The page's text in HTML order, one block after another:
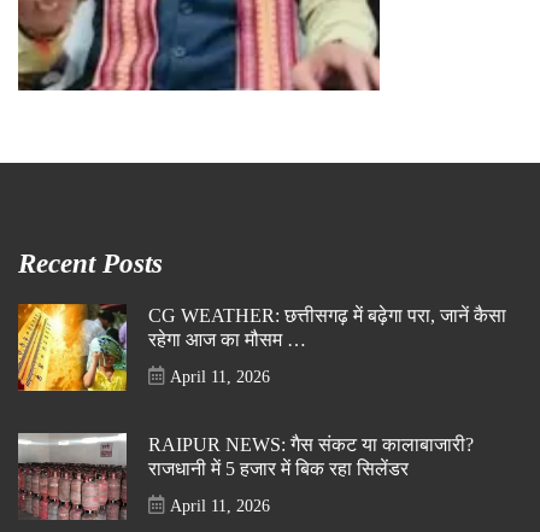
Recent Posts
CG WEATHER: छत्तीसगढ़ में बढ़ेगा परा, जानें कैसा
रहेगा आज का मौसम …
April 11, 2026
RAIPUR NEWS: गैस संकट या कालाबाजारी?
राजधानी में 5 हजार में बिक रहा सिलेंडर
April 11, 2026